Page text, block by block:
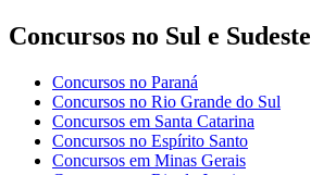
Concursos no Sul e Sudeste
Concursos no Paraná
Concursos no Rio Grande do Sul
Concursos em Santa Catarina
Concursos no Espírito Santo
Concursos em Minas Gerais